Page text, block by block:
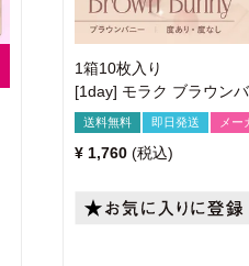
1箱10枚入り
[1day] モラク ブラウン
送料無料 即日発送 メー
¥ 1,760 税込